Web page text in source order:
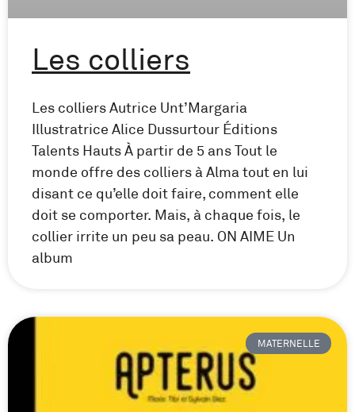
Les colliers
Les colliers Autrice Unt’Margaria
Illustratrice Alice Dussurtour Éditions
Talents Hauts À partir de 5 ans Tout le
monde offre des colliers à Alma tout en lui
disant ce qu’elle doit faire, comment elle
doit se comporter. Mais, à chaque fois, le
collier irrite un peu sa peau. ON AIME Un
album
MATERNELLE